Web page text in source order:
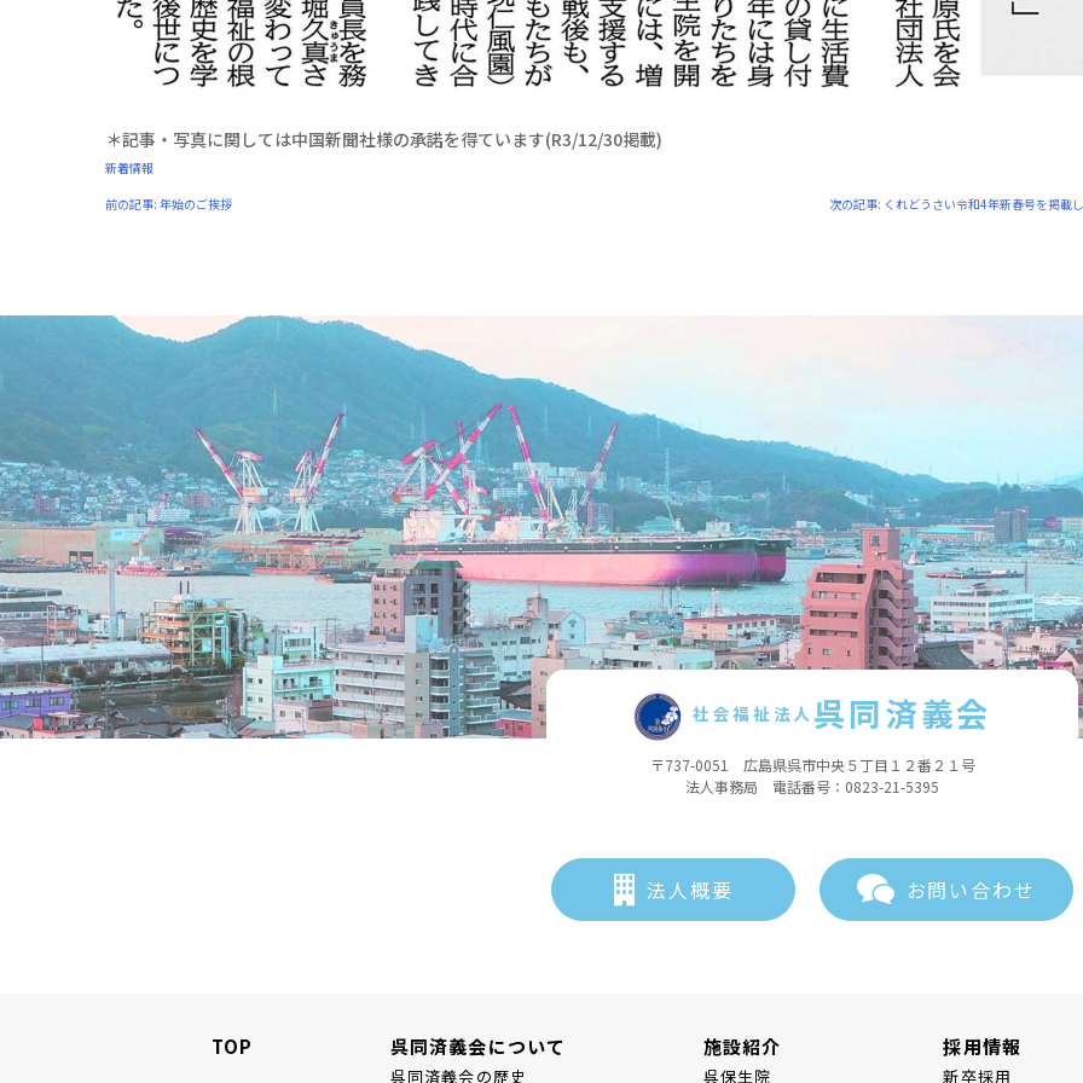
＊記事・写真に関しては中国新聞社様の承諾を得ています(R3/12/30掲載)
新着情報
ビ
ゲ
ョ
前の記事: 年始のご挨拶 次の記事: くれどうさい令和4年新春号を掲載
社会福祉法人 呉同済義会
〒737-0051 広島県呉市中央５丁目１２番２１号
法人事務局 電話番号：0823-21-5395
法人概要 お問い合わせ
TOP 呉同済義会について
呉同済義会の歴史
施設紹介
呉保生院
採用情報
新卒採用